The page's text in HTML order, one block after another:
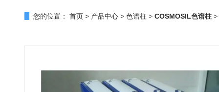
您的位置： 首页 > 产品中心 > 色谱柱 > COSMOSIL色谱柱 >